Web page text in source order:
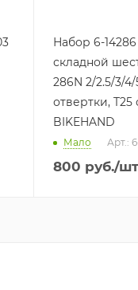
Набор 6-
складной
286N 2/2.5/3/
отвертки, T25
BIKEHAND
Мало Арт.:
800 руб./шт